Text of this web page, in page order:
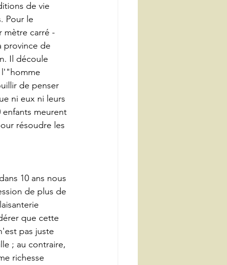
de vie
Pour le
mètre carré -
province de
Il découle
l'"homme
de penser
ni eux ni leurs
meurent
résoudre les
10 ans nous
de plus de
que cette
pas juste
; au contraire,
richesse